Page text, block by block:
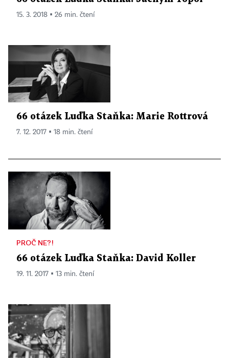
15. 3. 2018 ▪ 26 min. čtení
66 otázek Luďka Staňka: Marie Rottrová
7. 12. 2017 ▪ 18 min. čtení
PROČ NE?!
66 otázek Luďka Staňka: David Koller
19. 11. 2017 ▪ 13 min. čtení